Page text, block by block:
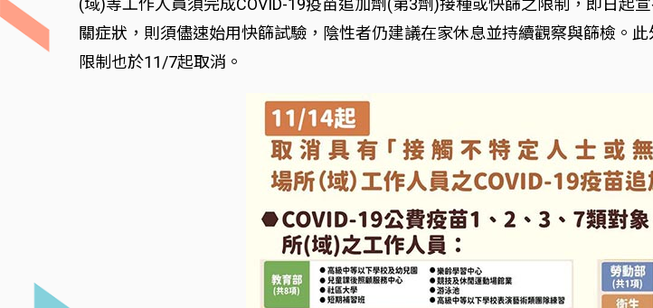
關症狀，則須儘速始用快篩試驗，陰性者仍建議在家休息並持續觀察與篩檢。
限制也於11/7起取消。